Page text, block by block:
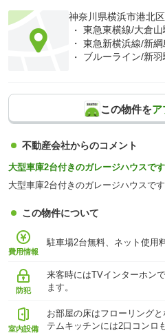
神奈川県横浜市港北
東急東横線/大倉
東急新横浜線/新
ブルーライン/新
この物件をア
不動産会社からのコメント
大型車庫2台付きのガレージハウスです
大型車庫2台付きのガレージハウスです
この物件について
費用情報
駐車場2台無料、ネット使用
防犯
来客時にはTVインターホン
ます。
室内設備
お部屋の床はフローリング
テムキッチンには2口コンロ